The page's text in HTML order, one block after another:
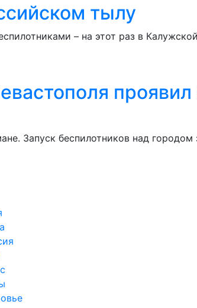
тылу
– на этот раз в
проявил
Запуск беспилотников над